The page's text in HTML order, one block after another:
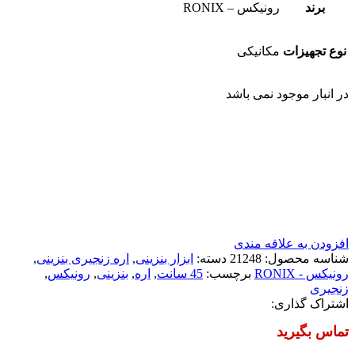
برند رونیکس – RONIX
نوع تجهیزات مکانیکی
در انبار موجود نمی باشد
افزودن به علاقه مندی
شناسه محصول: 21248 دسته: ابزار بنزینی, اره زنجیری بنزینی,
رونیکس - RONIX
برچسب: 45 سانت , اره, بنزینی, رونیکس,
زنجیری
اشتراک گذاری: